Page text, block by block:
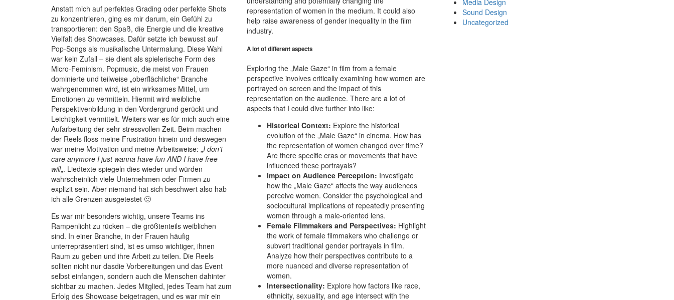
Anstatt mich auf perfektes Grading oder perfekte Shots
zu konzentrieren, ging es mir darum, ein Gefühl zu
transportieren: den Spaß, die Energie und die kreative
Vielfalt des Showcases. Dafür setzte ich bewusst auf
Pop-Songs als musikalische Untermalung. Diese Wahl
war kein Zufall – sie dient als spielerische Form des
Micro-Feminism. Popmusic, die meist von Frauen
dominierte und teilweise „oberflächliche“ Branche
wahrgenommen wird, ist ein wirksames Mittel, um
Emotionen zu vermitteln. Hiermit wird weibliche
Perspektivenbildung in den Vordergrund gerückt und
Leichtigkeit vermittelt. Weiters war es für mich auch eine
Aufarbeitung der sehr stressvollen Zeit. Beim machen
der Reels floss meine Frustration hinein und deswegen
war meine Motivation und meine Arbeitsweise: „I don’t
care anymore I just wanna have fun AND I have free
will„. Liedtexte spiegeln dies wieder und würden
wahrscheinlich viele Unternehmen oder Firmen zu
explizit sein. Aber niemand hat sich beschwert also hab
ich alle Grenzen ausgetestet 🙂
Es war mir besonders wichtig, unsere Teams ins
Rampenlicht zu rücken – die größtenteils weiblichen
sind. In einer Branche, in der Frauen häufig
unterrepräsentiert sind, ist es umso wichtiger, ihnen
Raum zu geben und ihre Arbeit zu teilen. Die Reels
sollten nicht nur dasdie Vorbereitungen und das Event
selbst einfangen, sondern auch die Menschen dahinter
sichtbar zu machen. Jedes Mitglied, jedes Team hat zum
Erfolg des Showcase beigetragen, und es war mir ein
representation of women in the medium. It could also
help raise awareness of gender inequality in the film
industry.
A lot of different aspects
Exploring the „Male Gaze“ in film from a female
perspective involves critically examining how women are
portrayed on screen and the impact of this
representation on the audience. There are a lot of
aspects that I could dive further into like:
Historical Context: Explore the historical
evolution of the „Male Gaze“ in cinema. How has
the representation of women changed over time?
Are there specific eras or movements that have
influenced these portrayals?
Impact on Audience Perception: Investigate
how the „Male Gaze“ affects the way audiences
perceive women. Consider the psychological and
sociocultural implications of repeatedly presenting
women through a male-oriented lens.
Female Filmmakers and Perspectives: Highlight
the work of female filmmakers who challenge or
subvert traditional gender portrayals in film.
Analyze how their perspectives contribute to a
more nuanced and diverse representation of
women.
Intersectionality: Explore how factors like race,
ethnicity, sexuality, and age intersect with the
Media Design
Sound Design
Uncategorized